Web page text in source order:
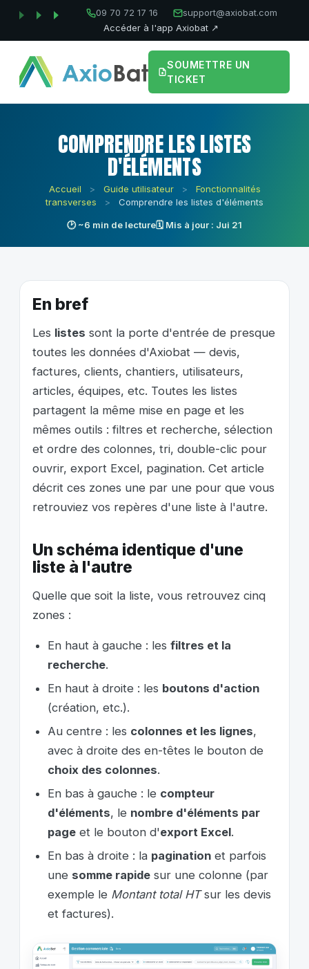
09 70 72 17 16
support@axiobat.com
Accéder à l'app Axiobat ↗
SOUMETTRE UN
TICKET
COMPRENDRE LES LISTES
D'ÉLÉMENTS
Accueil > Guide utilisateur >
Fonctionnalités
transverses
> Comprendre les listes d'éléments
🕑 ~6 min de lecture🗓 Mis à jour : Jui 21
En bref
Les listes sont la porte d'entrée de presque
toutes les données d'Axiobat — devis,
factures, clients, chantiers, utilisateurs,
articles, équipes, etc. Toutes les listes
partagent la même mise en page et les
mêmes outils : filtres et recherche, sélection
et ordre des colonnes, tri, double-clic pour
ouvrir, export Excel, pagination. Cet article
décrit ces zones une par une pour que vous
retrouviez vos repères d'une liste à l'autre.
Un schéma identique d'une
liste à l'autre
Quelle que soit la liste, vous retrouvez cinq
zones :
En haut à gauche : les filtres et la
recherche.
En haut à droite : les boutons d'action
(création, etc.).
Au centre : les colonnes et les lignes,
avec à droite des en-têtes le bouton de
choix des colonnes.
En bas à gauche : le compteur
d'éléments, le nombre d'éléments par
page et le bouton d'export Excel.
En bas à droite : la pagination et parfois
une somme rapide sur une colonne (par
exemple le Montant total HTsur les devis
et factures).